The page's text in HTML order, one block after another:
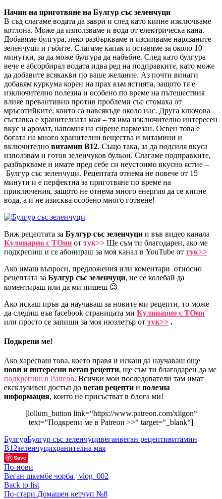
Начин на приготвяне на Булгур със зеленчуци
В съд слагаме водата да заври и след като кипне изключваме
котлона. Може да използваме и вода от електрическа кана.
Добавяме булгура, леко разбъркваме и изсипваме нарязаните
зеленчуци и гъбите. Слагаме капак и оставяме за около 10
минутки, за да може булгура да набъбне. След като булгура
вече е абсорбирал водата идва ред на подправките, като може
да добавите всякакви по ваше желание. Аз почти винаги
добавям куркума корен на прах към ястията, защото тя е
изключително полезна и особено по време на пътешествия
влияе превантивно против проблеми със стомаха от
мръсотийките, които са навсякъде около нас. Друга ключова
съставка е хранителната мая – тя има изключително интересен
вкус и аромат, напомня на сирене пармезан. Освен това е
богата на много хранителни вещества и витамини и
включително витамин B12. Също така, за да подсиля вкуса
използвам и готов зеленчуков бульон. Слагаме подправките,
разбъркваме и имате пред себе си неустоимо вкусно ястие –
Булгур със зеленчуци. Рецептата отнема не повече от 15
минути и е перфектна за приготвяне по време на
приключения, защото не отнема много енергия да се кипне
вода, а и не изисква особено много готвене!
Виж рецептата за Булгур със зеленчуци и във видео канала
Кулинарно с ТОни от тук>> Ще съм ти благодарен, ако ме
подкрепиш и се абонираш за моя канал в YouTube от тук>>
Ако имаш въпроси, предложения или коментари относно
рецептата за Булгур със зеленчуци, не се колебай да
коментираш или да ми пишеш 😉
Ако искаш пръв да научаваш за новите ми рецепти, то може
да следиш във facebook страницата ми Кулинарно с ТОни
или просто се запиши за моя нюзлетър от тук>> .
Подкрепи ме!
Ако харесваш това, което правя и искаш да научаваш още
нови и интересни веган рецепти, ще съм ти благодарен да ме
подкрепиш в Patreon. Всички мои последователи там имат
ексклузивен достъп до веган рецепти и полезна
информация, които не присъстват в блога ми!
[lollum_button link=“https://www.patreon.com/xligon“
text=“Подкрепи ме в Patreon >>“ target=“_blank“]
БулгурБулгур със зеленчуцивеганвеган рецептивитамин
B12зеленчуцихранителна мая
Save
По-нови
Веган шкембе чорба | vlog_002
Back to list
По-стари Домашен кетчуп №8